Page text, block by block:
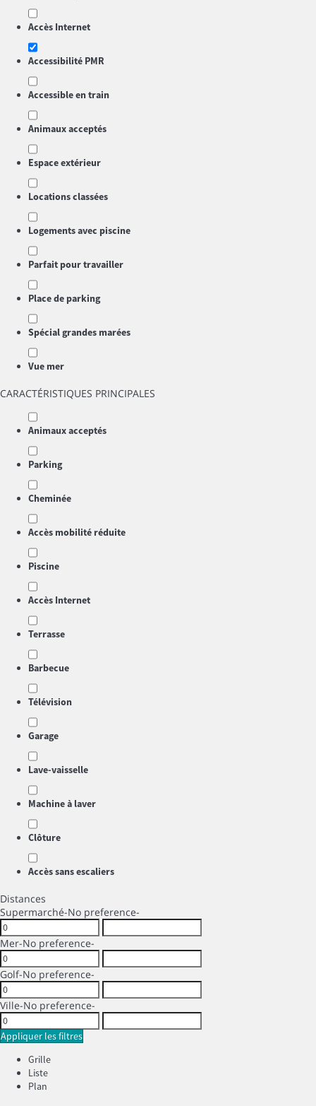
Accès Internet
Accessibilité PMR
Accessible en train
Animaux acceptés
Espace extérieur
Locations classées
Logements avec piscine
Parfait pour travailler
Place de parking
Spécial grandes marées
Vue mer
CARACTÉRISTIQUES PRINCIPALES
Animaux acceptés
Parking
Cheminée
Accès mobilité réduite
Piscine
Accès Internet
Terrasse
Barbecue
Télévision
Garage
Lave-vaisselle
Machine à laver
Clôture
Accès sans escaliers
Distances
Supermarché-No preference-
Mer-No preference-
Golf-No preference-
Ville-No preference-
Appliquer les filtres
Grille
Liste
Plan